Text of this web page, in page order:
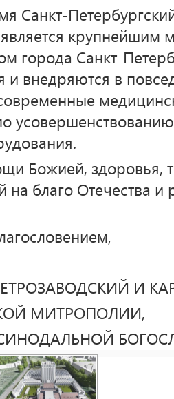
Санкт-
крупнейшим
города Санкт-
и внедряются в
Божией, здоровья,
благо Отечества и
И
МИТРОПОЛИИ,